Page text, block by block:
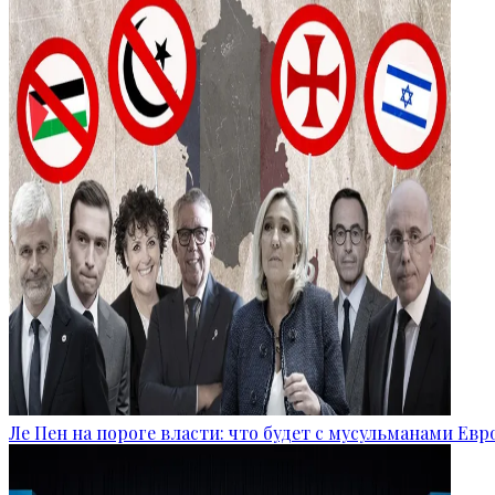
Ле Пен на пороге власти: что будет с мусульманами